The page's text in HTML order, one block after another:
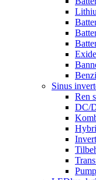
Sinus
Ren
DC/